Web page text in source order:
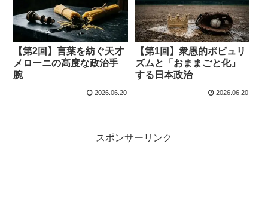
【第2回】言葉を紡ぐ天才
メローニの高度な政治手
腕
2026.06.20
【第1回】衆愚的ポピュリ
ズムと「おままごと化」
する日本政治
2026.06.20
スポンサーリンク